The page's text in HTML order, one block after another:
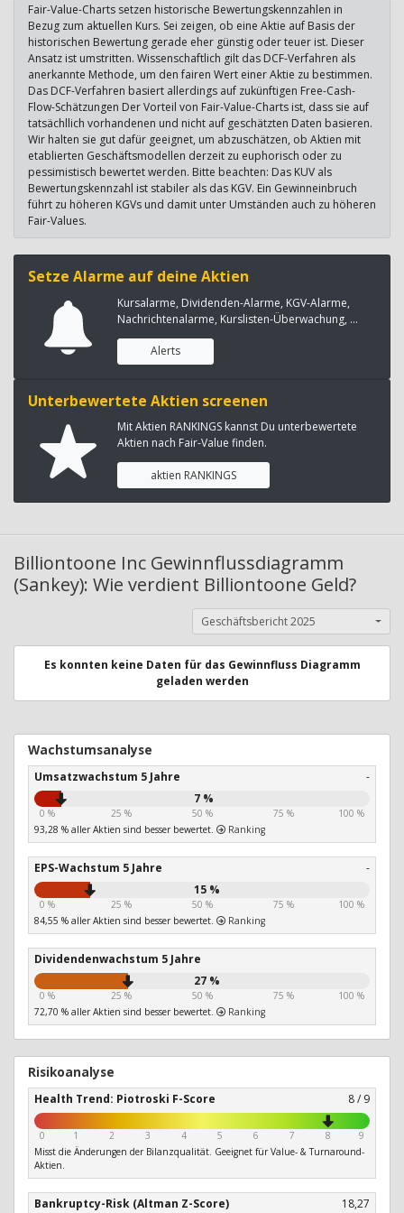
Fair-Value-Charts setzen historische Bewertungskennzahlen in
Bezug zum aktuellen Kurs. Sei zeigen, ob eine Aktie auf Basis der
historischen Bewertung gerade eher günstig oder teuer ist. Dieser
Ansatz ist umstritten. Wissenschaftlich gilt das DCF-Verfahren als
anerkannte Methode, um den fairen Wert einer Aktie zu bestimmen.
Das DCF-Verfahren basiert allerdings auf zukünftigen Free-Cash-
Flow-Schätzungen Der Vorteil von Fair-Value-Charts ist, dass sie auf
tatsächllich vorhandenen und nicht auf geschätzten Daten basieren.
Wir halten sie gut dafür geeignet, um abzuschätzen, ob Aktien mit
etablierten Geschäftsmodellen derzeit zu euphorisch oder zu
pessimistisch bewertet werden. Bitte beachten: Das KUV als
Bewertungskennzahl ist stabiler als das KGV. Ein Gewinneinbruch
führt zu höheren KGVs und damit unter Umständen auch zu höheren
Fair-Values.
Setze Alarme auf deine Aktien
Kursalarme, Dividenden-Alarme, KGV-Alarme,
Nachrichtenalarme, Kurslisten-Überwachung, ...
Alerts
Unterbewertete Aktien screenen
Mit Aktien RANKINGS kannst Du unterbewertete
Aktien nach Fair-Value finden.
aktien RANKINGS
Billiontoone Inc Gewinnflussdiagramm
(Sankey): Wie verdient Billiontoone Geld?
Geschäftsbericht 2025
Es konnten keine Daten für das Gewinnfluss Diagramm
geladen werden
Wachstumsanalyse
Umsatzwachstum 5 Jahre
-
7 %
0 % 25 % 50 % 75 %
100 %
93,28 % aller Aktien sind besser bewertet.
Ranking
EPS-Wachstum 5 Jahre
-
15 %
0 % 25 % 50 % 75 %
100 %
84,55 % aller Aktien sind besser bewertet.
Ranking
Dividendenwachstum 5 Jahre
27 %
0 % 25 % 50 % 75 %
100 %
72,70 % aller Aktien sind besser bewertet.
Ranking
Risikoanalyse
Health Trend: Piotroski F-Score 8 / 9
0 1 2 3 4 5 6 7 8
9
Misst die Änderungen der Bilanzqualität. Geeignet für Value- & Turnaround-
Aktien.
Bankruptcy-Risk (Altman Z-Score) 18,27